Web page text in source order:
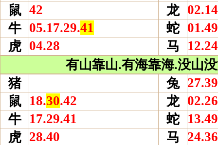
鼠 42 龙
牛 05.17.29.41 蛇 01.49
虎 04.28 马
有山靠山.有海靠海.没山
猪
兔 27.39
鼠
18.30.42 龙
牛
17.29.41 蛇
13.49
虎 28.40 马